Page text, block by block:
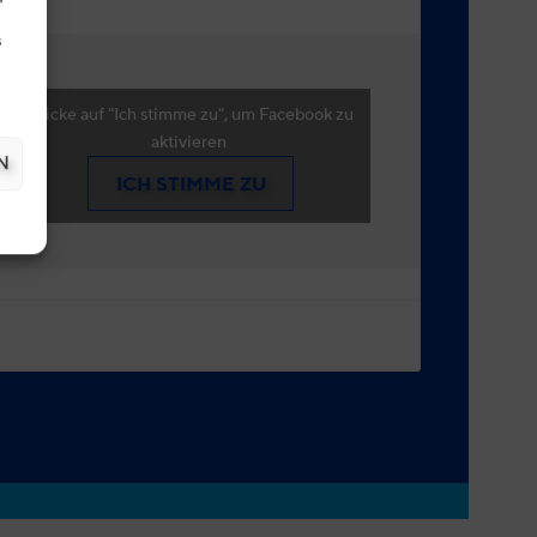
Klicke auf "Ich stimme zu", um Facebook zu
aktivieren
ICH STIMME ZU